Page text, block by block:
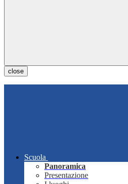
close
Scuola
Panoramica
Presentazione